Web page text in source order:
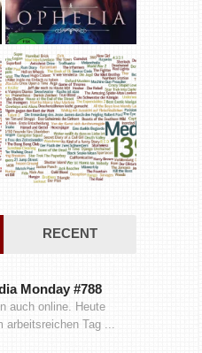
RECENT
Monday #788
auch online. Heute
Tag ...